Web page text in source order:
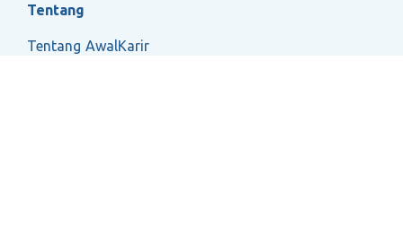
Tentang
Tentang AwalKarir